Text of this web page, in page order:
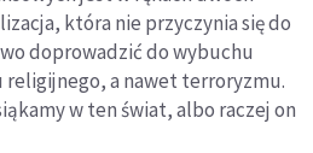
która nie przyczynia się do
doprowadzić do wybuchu
a nawet terroryzmu.
w ten świat, albo raczej on